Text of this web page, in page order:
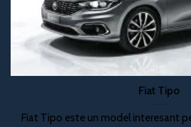
Fiat Tipo
Fiat Tipo este un model interesant